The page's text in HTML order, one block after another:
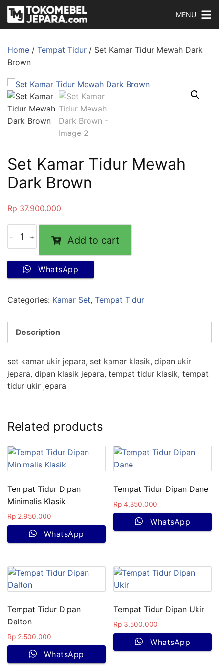
MENU
Home / Tempat Tidur / Set Kamar Tidur Mewah Dark
Brown
Set Kamar Tidur Mewah
Dark Brown
Rp 37.900.000
Add to cart
WhatsApp
Categories: Kamar Set, Tempat Tidur
Description
set kamar ukir jepara, set kamar klasik, dipan ukir
jepara, dipan klasik jepara, tempat tidur klasik, tempat
tidur ukir jepara
Related products
Tempat Tidur Dipan
Minimalis Klasik
Rp 2.950.000
WhatsApp
Tempat Tidur Dipan Dane
Rp 4.850.000
WhatsApp
Tempat Tidur Dipan
Dalton
Rp 2.500.000
WhatsApp
Tempat Tidur Dipan Ukir
Rp 3.500.000
WhatsApp